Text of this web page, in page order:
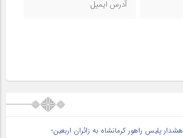
هشدار پلیس راهور کرمانشاه به زائران اربعین؛